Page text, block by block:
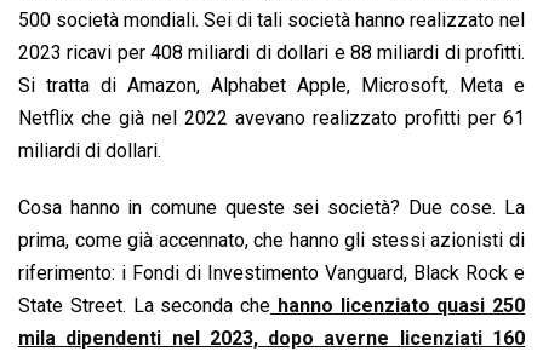
500 società mondiali. Sei di tali società hanno realizzato nel
2023 ricavi per 408 miliardi di dollari e 88 miliardi di profitti.
Si tratta di Amazon, Alphabet Apple, Microsoft, Meta e
Netflix che già nel 2022 avevano realizzato profitti per 61
miliardi di dollari.
Cosa hanno in comune queste sei società? Due cose. La
prima, come già accennato, che hanno gli stessi azionisti di
riferimento: i Fondi di Investimento Vanguard, Black Rock e
State Street. La seconda che hanno licenziato quasi 250
mila dipendenti nel 2023, dopo averne licenziati 160